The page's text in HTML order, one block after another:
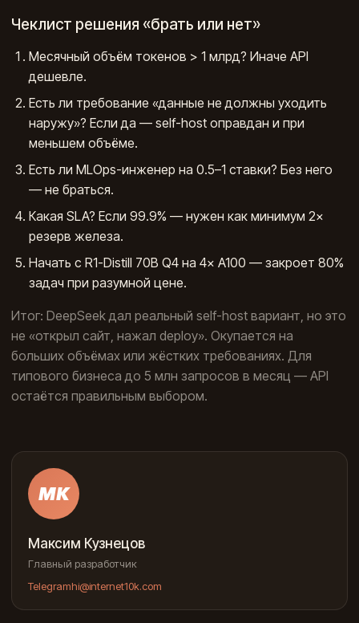
Чеклист решения «брать или нет»
Месячный объём токенов > 1 млрд? Иначе API
дешевле.
Есть ли требование «данные не должны уходить
наружу»? Если да — self-host оправдан и при
меньшем объёме.
Есть ли MLOps-инженер на 0.5–1 ставки? Без него
— не браться.
Какая SLA? Если 99.9% — нужен как минимум 2×
резерв железа.
Начать с R1-Distill 70B Q4 на 4× A100 — закроет 80%
задач при разумной цене.
Итог: DeepSeek дал реальный self-host вариант, но это
не «открыл сайт, нажал deploy». Окупается на
больших объёмах или жёстких требованиях. Для
типового бизнеса до 5 млн запросов в месяц — API
остаётся правильным выбором.
МК
Максим Кузнецов
Главный разработчик
Telegramhi@internet10k.com